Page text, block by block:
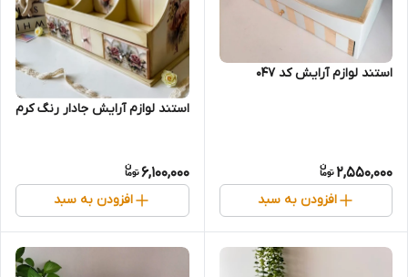
استند لوازم آرایش کد 047
2,550,000
افزودن به سبد
استند لوازم آرایش جادار رنگ کرم
6,100,000
افزودن به سبد